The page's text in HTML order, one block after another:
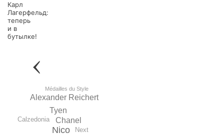
Карл
Лагерфельд:
теперь
и в
бутылке!
Nico
Chanel
Tyen
Alexander Reichert
Next
Calzedonia
Médailles du Style